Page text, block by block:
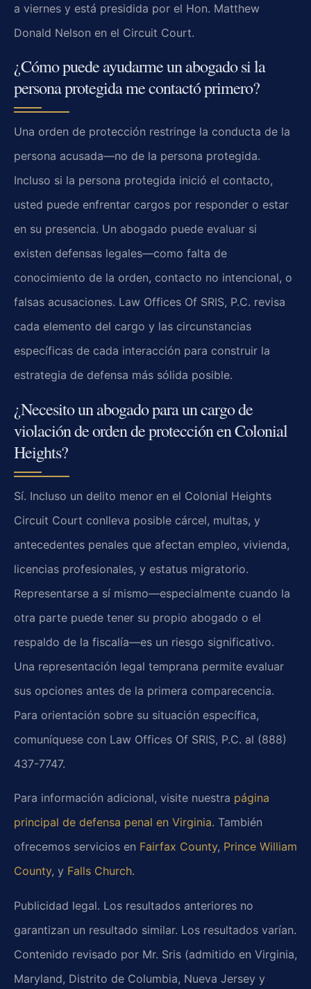
a viernes y está presidida por el Hon. Matthew
Donald Nelson en el Circuit Court.
¿Cómo puede ayudarme un abogado si la
persona protegida me contactó primero?
Una orden de protección restringe la conducta de la
persona acusada—no de la persona protegida.
Incluso si la persona protegida inició el contacto,
usted puede enfrentar cargos por responder o estar
en su presencia. Un abogado puede evaluar si
existen defensas legales—como falta de
conocimiento de la orden, contacto no intencional, o
falsas acusaciones. Law Offices Of SRIS, P.C. revisa
cada elemento del cargo y las circunstancias
específicas de cada interacción para construir la
estrategia de defensa más sólida posible.
¿Necesito un abogado para un cargo de
violación de orden de protección en Colonial
Heights?
Sí. Incluso un delito menor en el Colonial Heights
Circuit Court conlleva posible cárcel, multas, y
antecedentes penales que afectan empleo, vivienda,
licencias profesionales, y estatus migratorio.
Representarse a sí mismo—especialmente cuando la
otra parte puede tener su propio abogado o el
respaldo de la fiscalía—es un riesgo significativo.
Una representación legal temprana permite evaluar
sus opciones antes de la primera comparecencia.
Para orientación sobre su situación específica,
comuníquese con Law Offices Of SRIS, P.C. al (888)
437-7747.
Para información adicional, visite nuestra página
principal de defensa penal en Virginia. También
ofrecemos servicios en Fairfax County, Prince William
County, y Falls Church.
Publicidad legal. Los resultados anteriores no
garantizan un resultado similar. Los resultados varían.
Contenido revisado por Mr. Sris (admitido en Virginia,
Maryland, Distrito de Columbia, Nueva Jersey y